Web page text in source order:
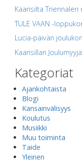
Kaarisilta Triennalen
TULE VAAN -
Lucia-päivän
Kaarisillan
Kategoriat
Ajankohtaista
Blogi
Kansainvälisyys
Koulutus
Musiikki
Muu toiminta
Taide
Yleinen